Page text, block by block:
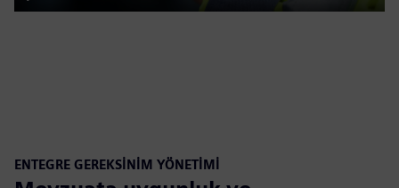
Play Mute Settings
PIP
Enter
ENTEGRE GEREKSİNİM YÖNETİMİ